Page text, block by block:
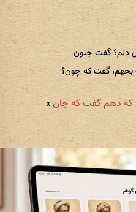
دلم؟ گفت جنون
بجهم، گفت که چون؟
»